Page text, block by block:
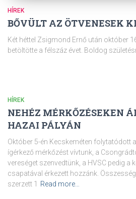
HÍREK
BŐVÜLT AZ ÖTVENESEK
Két héttel Zsigmond Ernő után október
betöltötte a félszáz évet. Boldog
HÍREK
NEHÉZ MÉRKŐZÉSEKEN
HAZAI PÁLYÁN
Október 5-én Kecskeméten folytatódott
ígérkező mérkőzést vívtunk, a
vereséget szenvedtünk, a HVSC pedig a
csapatával érkezett hozzánk.
szerzett 1
Read more…